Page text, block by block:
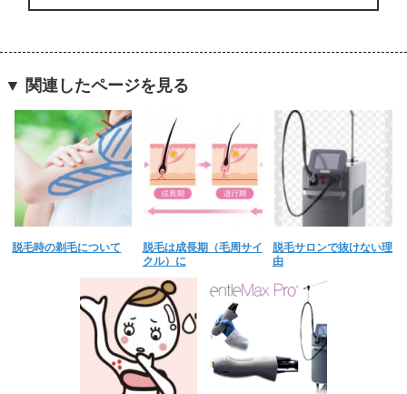
▼ 関連したページを見る
脱毛時の剃毛について
脱毛は成長期（毛周サイ
クル）に
脱毛サロンで抜けない理
由